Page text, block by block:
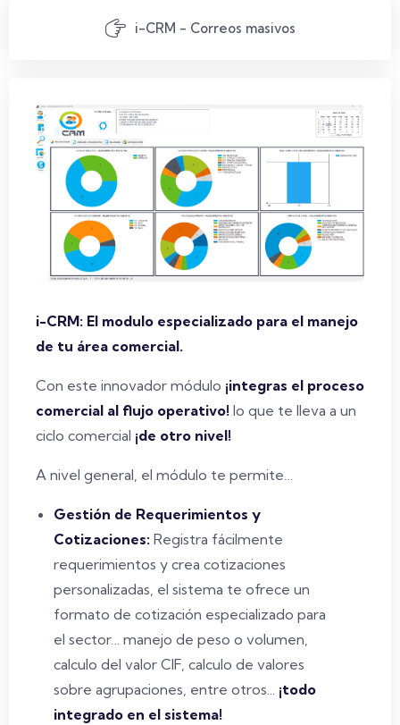
i-CRM - Correos masivos
i-CRM: El modulo especializado para el manejo
de tu área comercial.
Con este innovador módulo ¡integras el proceso
comercial al flujo operativo! lo que te lleva a un
ciclo comercial ¡de otro nivel!
A nivel general, el módulo te permite…
Gestión de Requerimientos y
Cotizaciones: Registra fácilmente
requerimientos y crea cotizaciones
personalizadas, el sistema te ofrece un
formato de cotización especializado para
el sector… manejo de peso o volumen,
calculo del valor CIF, calculo de valores
sobre agrupaciones, entre otros... ¡todo
integrado en el sistema!